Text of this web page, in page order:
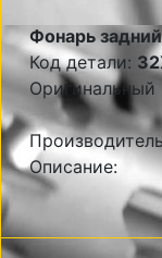
Фонарь
Код детали:
Оригинальный
Описание: